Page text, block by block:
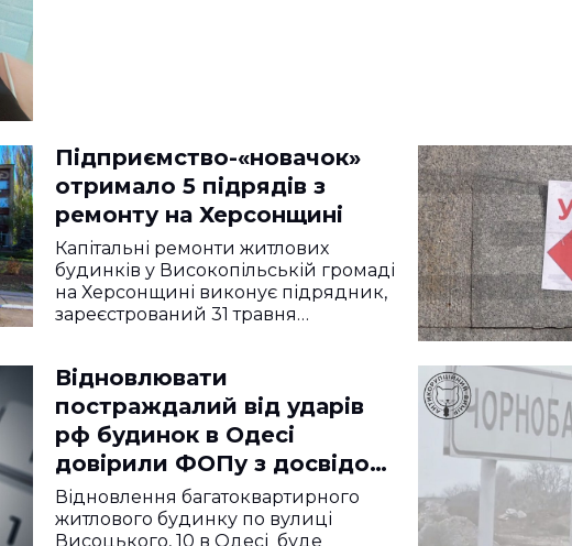
Підприємство-«новачок»
отримало 5 підрядів з
ремонту на Херсонщині
Капітальні ремонти житлових
будинків у Високопільській громаді
на Херсонщині виконує підрядник,
зареєстрований 31 травня…
Відновлювати
постраждалий від ударів
рф будинок в Одесі
довірили ФОПу з досвідом
менш ніж рік
Відновлення багатоквартирного
житлового будинку по вулиці
Висоцького, 10 в Одесі буде